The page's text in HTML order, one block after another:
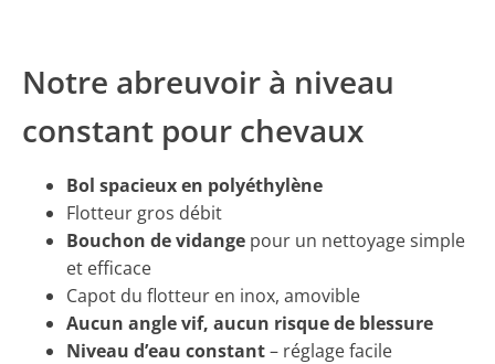
Notre abreuvoir à niveau
constant pour chevaux
Bol spacieux en polyéthylène
Flotteur gros débit
Bouchon de vidange pour un nettoyage simple
et efficace
Capot du flotteur en inox, amovible
Aucun angle vif, aucun risque de blessure
Niveau d’eau constant– réglage facile